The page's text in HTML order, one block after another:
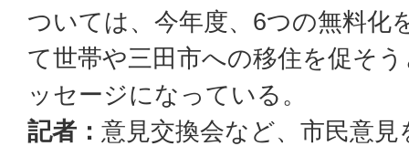
ついては、今年度、6つの無料化
て世帯や三田市への移住を促そ
ッセージになっている。
記者： 意見交換会など、市民意